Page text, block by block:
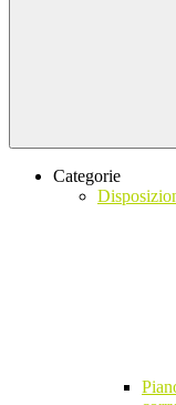
Categorie